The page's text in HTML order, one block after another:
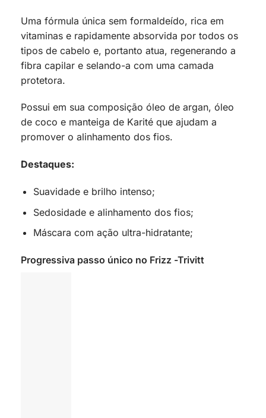
Uma fórmula única sem formaldeído, rica em
vitaminas e rapidamente absorvida por todos os
tipos de cabelo e, portanto atua, regenerando a
fibra capilar e selando-a com uma camada
protetora.
Possui em sua composição óleo de argan, óleo
de coco e manteiga de Karité que ajudam a
promover o alinhamento dos fios.
Destaques:
Suavidade e brilho intenso;
Sedosidade e alinhamento dos fios;
Máscara com ação ultra-hidratante;
Progressiva passo único no Frizz -Trivitt